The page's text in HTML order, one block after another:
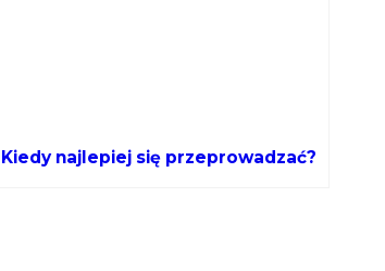
Kiedy najlepiej się przeprowadzać?